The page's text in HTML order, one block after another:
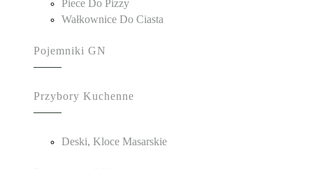
Piece Do Pizzy
Wałkownice Do Ciasta
Pojemniki GN
Przybory Kuchenne
Deski, Kloce Masarskie